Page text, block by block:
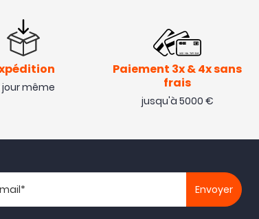
jour même
Paiement 3x & 4x sans
frais
jusqu'à 5000 €
email